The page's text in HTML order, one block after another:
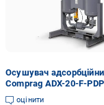
Осушувач
Comprag ADX-20-F-PDP
(36073811)
оцінити